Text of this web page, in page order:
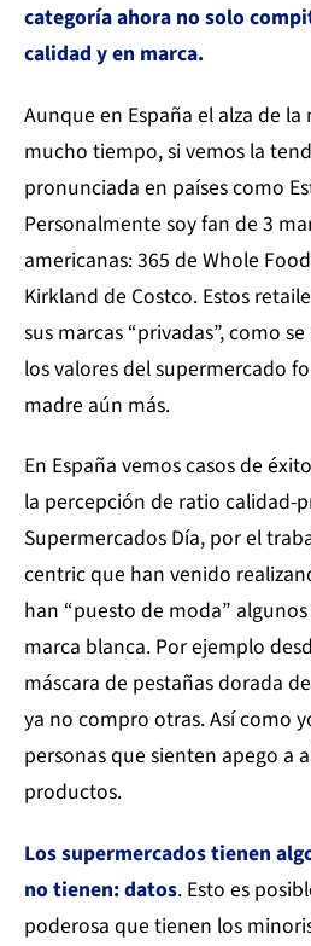
categoría ahora no solo
calidad y en marca.
Aunque en España el alza de
mucho tiempo, si vemos la
pronunciada en países como
Personalmente soy fan de 3
americanas: 365 de Whole
Kirkland de Costco. Estos
sus marcas “privadas”, como
los valores del supermercado
madre aún más.
En España vemos casos de
la percepción de ratio calidad-
Supermercados Día, por el
centric que han venido
han “puesto de moda”
marca blanca. Por ejemplo
máscara de pestañas dorada
ya no compro otras. Así como
personas que sienten apego a
productos.
Los supermercados tienen
no tienen: datos. Esto es
poderosa que tienen los